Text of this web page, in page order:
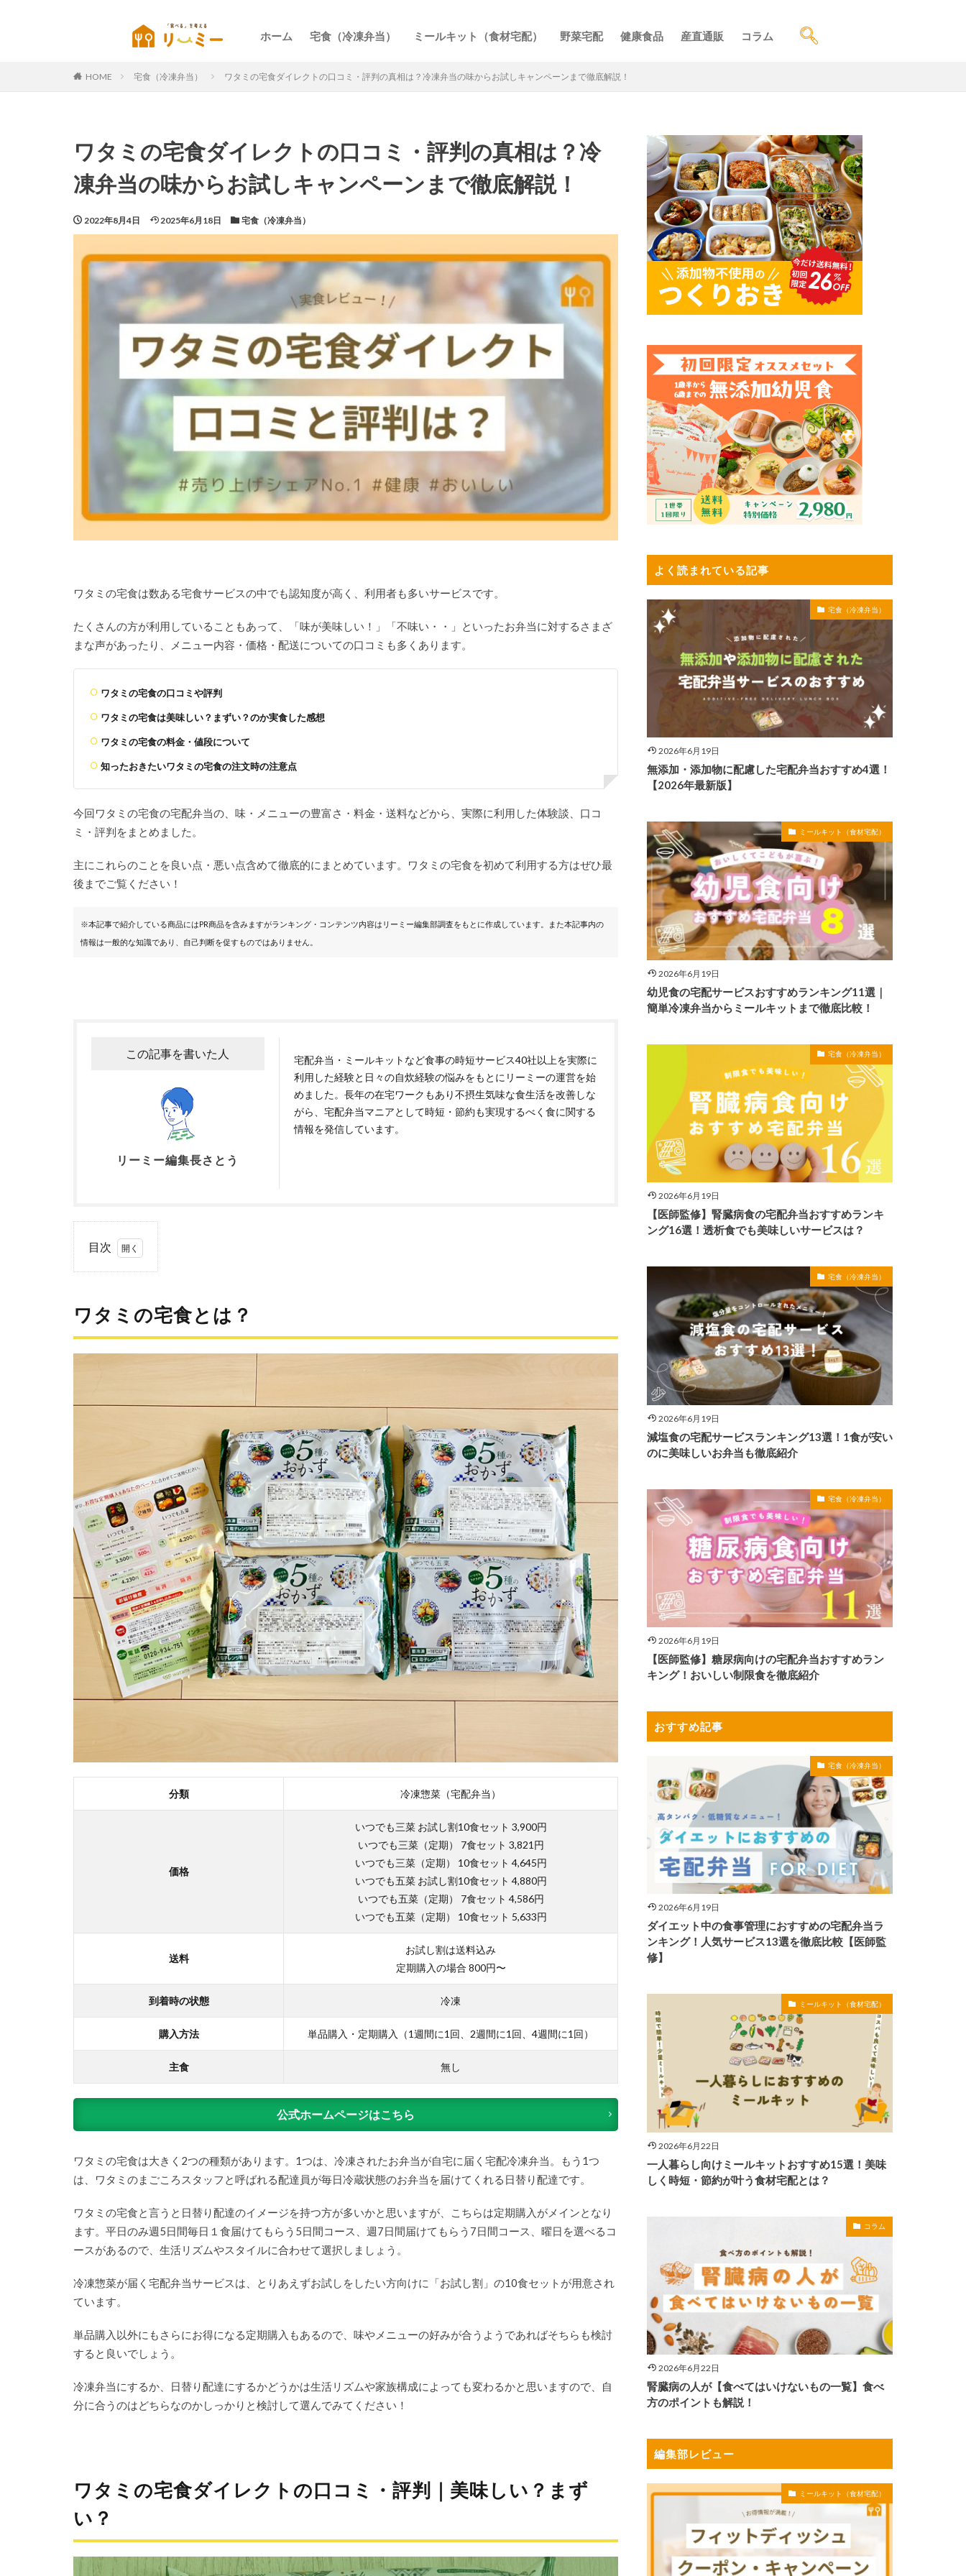
ホーム 宅食（冷凍弁当） ミールキット（食材宅配） 野菜宅配 健康食品 産直通販 コラム
HOME 宅食（冷凍弁当） ワタミの宅食ダイレクトの口コミ・評判の真相は？冷凍弁当の味からお試しキャンペーンまで徹底解説！
ワタミの宅食ダイレクトの口コミ・評判の真相は？冷
凍弁当の味からお試しキャンペーンまで徹底解説！
2022年8月4日 2025年6月18日 宅食（冷凍弁当）
ワタミの宅食は数ある宅食サービスの中でも認知度が高く、利用者も多いサービスです。
たくさんの方が利用していることもあって、「味が美味しい！」「不味い・・」といったお弁当に対するさまざ
まな声があったり、メニュー内容・価格・配送についての口コミも多くあります。
ワタミの宅食の口コミや評判
ワタミの宅食は美味しい？まずい？のか実食した感想
ワタミの宅食の料金・値段について
知ったおきたいワタミの宅食の注文時の注意点
今回ワタミの宅食の宅配弁当の、味・メニューの豊富さ・料金・送料などから、実際に利用した体験談、口コ
ミ・評判をまとめました。
主にこれらのことを良い点・悪い点含めて徹底的にまとめています。ワタミの宅食を初めて利用する方はぜひ最
後までご覧ください！
※本記事で紹介している商品にはPR商品を含みますがランキング・コンテンツ内容はリーミー編集部調査をもとに作成しています。また本記事内の
情報は一般的な知識であり、自己判断を促すものではありません。
この記事を書いた人
リーミー編集長さとう
宅配弁当・ミールキットなど食事の時短サービス40社以上を実際に
利用した経験と日々の自炊経験の悩みをもとにリーミーの運営を始
めました。長年の在宅ワークもあり不摂生気味な食生活を改善しな
がら、宅配弁当マニアとして時短・節約も実現するべく食に関する
情報を発信しています。
目次
宅食
ミ・
評判
｜美
い？
まず
い？
2.1
ワタ
ミの
宅食
ダイ
レク
トの
便利
で美
悪い
まず
2.3
ワタ
宅食
レク
トの
総評
3
タ
ミ
の
食
ダ
レ
ト
ら
着
ワタミの宅食とは？
分類 冷凍惣菜（宅配弁当）
価格
いつでも三菜 お試し割10食セット 3,900円
いつでも三菜（定期） 7食セット 3,821円
いつでも三菜（定期） 10食セット 4,645円
いつでも五菜 お試し割10食セット 4,880円
いつでも五菜（定期） 7食セット 4,586円
いつでも五菜（定期） 10食セット 5,633円
送料
お試し割は送料込み
定期購入の場合 800円〜
到着時の状態 冷凍
購入方法 単品購入・定期購入（1週間に1回、2週間に1回、4週間に1回）
主食 無し
公式ホームページはこちら
ワタミの宅食は大きく2つの種類があります。1つは、冷凍されたお弁当が自宅に届く宅配冷凍弁当。もう1つ
は、ワタミのまごころスタッフと呼ばれる配達員が毎日冷蔵状態のお弁当を届けてくれる日替り配達です。
ワタミの宅食と言うと日替り配達のイメージを持つ方が多いかと思いますが、こちらは定期購入がメインとなり
ます。平日のみ週5日間毎日１食届けてもらう5日間コース、週7日間届けてもらう7日間コース、曜日を選べるコ
ースがあるので、生活リズムやスタイルに合わせて選択しましょう。
冷凍惣菜が届く宅配弁当サービスは、とりあえずお試しをしたい方向けに「お試し割」の10食セットが用意され
ています。
単品購入以外にもさらにお得になる定期購入もあるので、味やメニューの好みが合うようであればそちらも検討
すると良いでしょう。
冷凍弁当にするか、日替り配達にするかどうかは生活リズムや家族構成によっても変わるかと思いますので、自
分に合うのはどちらなのかしっかりと検討して選んでみてください！
ワタミの宅食ダイレクトの口コミ・評判｜美味しい？まず
い？
よく読まれている記事
宅食（冷凍弁当）
2026年6月19日
無添加・添加物に配慮した宅配弁当おすすめ4選！
【2026年最新版】
ミールキット（食材宅配）
2026年6月19日
幼児食の宅配サービスおすすめランキング11選｜
簡単冷凍弁当からミールキットまで徹底比較！
宅食（冷凍弁当）
2026年6月19日
【医師監修】腎臓病食の宅配弁当おすすめランキ
ング16選！透析食でも美味しいサービスは？
宅食（冷凍弁当）
2026年6月19日
減塩食の宅配サービスランキング13選！1食が安い
のに美味しいお弁当も徹底紹介
宅食（冷凍弁当）
2026年6月19日
【医師監修】糖尿病向けの宅配弁当おすすめラン
キング！おいしい制限食を徹底紹介
おすすめ記事
宅食（冷凍弁当）
2026年6月19日
ダイエット中の食事管理におすすめの宅配弁当ラ
ンキング！人気サービス13選を徹底比較【医師監
修】
ミールキット（食材宅配）
2026年6月22日
一人暮らし向けミールキットおすすめ15選！美味
しく時短・節約が叶う食材宅配とは？
コラム
2026年6月22日
腎臓病の人が【食べてはいけないもの一覧】食べ
方のポイントも解説！
編集部レビュー
ミールキット（食材宅配）